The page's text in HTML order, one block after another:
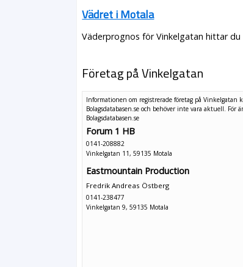
Vädret i Motala
Väderprognos för Vinkelgatan hittar
Företag på Vinkelgatan
Informationen om registrerade företag på Vinkelgatan
Bolagsdatabasen.se och behöver inte vara aktuell. För
Bolagsdatabasen.se
Forum 1 HB
0141-208882
Vinkelgatan 11, 59135 Motala
Eastmountain Production
Fredrik Andreas Östberg
0141-238477
Vinkelgatan 9, 59135 Motala